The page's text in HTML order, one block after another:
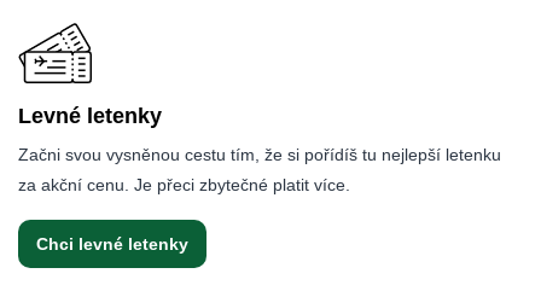
Levné letenky
Začni svou vysněnou cestu tím, že si pořídíš tu nejlepší letenku
za akční cenu. Je přeci zbytečné platit více.
Chci levné letenky